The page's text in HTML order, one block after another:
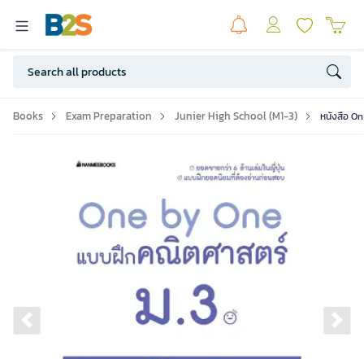
Books Exam Preparation Junier High School (M1-3) หนังสือ
Previous slide